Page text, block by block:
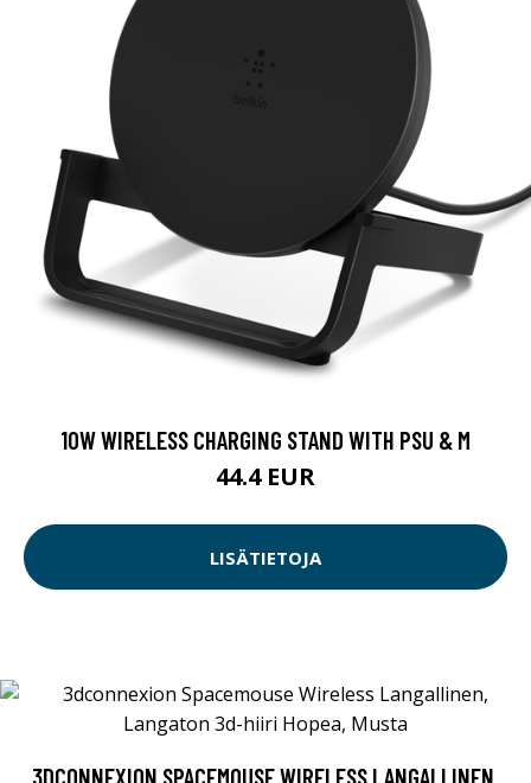
10W WIRELESS CHARGING STAND WITH PSU & M
44.4 EUR
LISÄTIETOJA
3DCONNEXION SPACEMOUSE WIRELESS LANGALLINEN,